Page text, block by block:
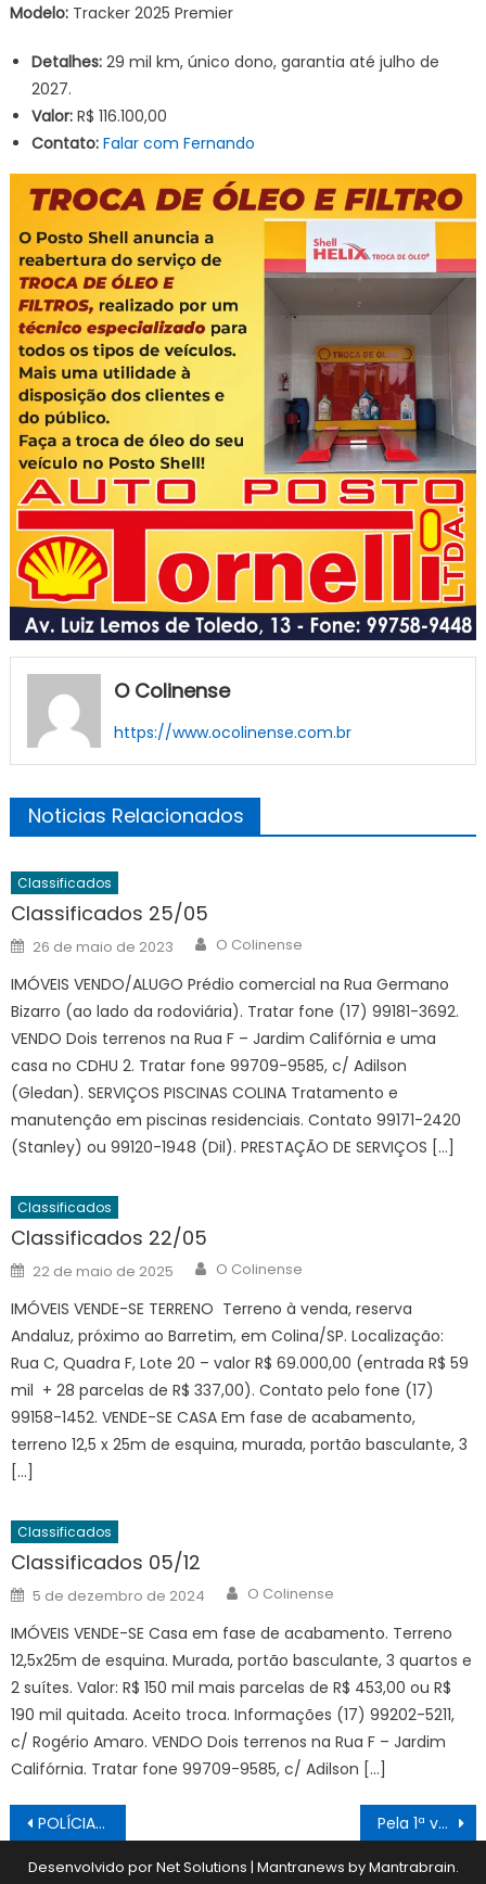
Modelo:Tracker 2025 Premier
Detalhes:29 mil km, único dono, garantia até julho de
2027.
Valor:R$ 116.100,00
Contato: Falar com Fernando
O Colinense
https://www.ocolinense.com.br
Noticias Relacionados
Classificados
Classificados 25/05
Posted
on
26 de maio de 2023 Author
O Colinense
IMÓVEIS VENDO/ALUGO Prédio comercial na Rua Germano
Bizarro (ao lado da rodoviária). Tratar fone (17) 99181-3692.
VENDO Dois terrenos na Rua F – Jardim Califórnia e uma
casa no CDHU 2. Tratar fone 99709-9585, c/ Adilson
(Gledan). SERVIÇOS PISCINAS COLINA Tratamento e
manutenção em piscinas residenciais. Contato 99171-2420
(Stanley) ou 99120-1948 (Dil). PRESTAÇÃO DE SERVIÇOS […]
Classificados
Classificados 22/05
Posted
on
22 de maio de 2025 Author
O Colinense
IMÓVEIS VENDE-SE TERRENO Terreno à venda, reserva
Andaluz, próximo ao Barretim, em Colina/SP. Localização:
Rua C, Quadra F, Lote 20 – valor R$ 69.000,00 (entrada R$ 59
mil + 28 parcelas de R$ 337,00). Contato pelo fone (17)
99158-1452. VENDE-SE CASA Em fase de acabamento,
terreno 12,5 x 25m de esquina, murada, portão basculante, 3
[…]
Classificados
Classificados 05/12
Posted
on
5 de dezembro de 2024 Author
O Colinense
IMÓVEIS VENDE-SE Casa em fase de acabamento. Terreno
12,5x25m de esquina. Murada, portão basculante, 3 quartos e
2 suítes. Valor: R$ 150 mil mais parcelas de R$ 453,00 ou R$
190 mil quitada. Aceito troca. Informações (17) 99202-5211,
c/ Rogério Amaro. VENDO Dois terrenos na Rua F – Jardim
Califórnia. Tratar fone 99709-9585, c/ Adilson […]
Navegação
de
POLÍCIA 02/07/2026 Pela 1ª vez na história Festa do Cavalo não é realizada por motivos financeiros
Desenvolvido por Net Solutions | Mantranews byMantrabrain.